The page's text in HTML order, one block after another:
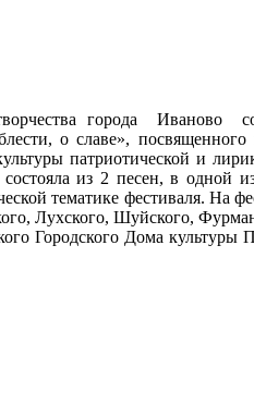
города Иваново
о славе»,
патриотической и
из 2 песен, в одной
тематике фестиваля. На
Лухского, Шуйского,
Городского Дома